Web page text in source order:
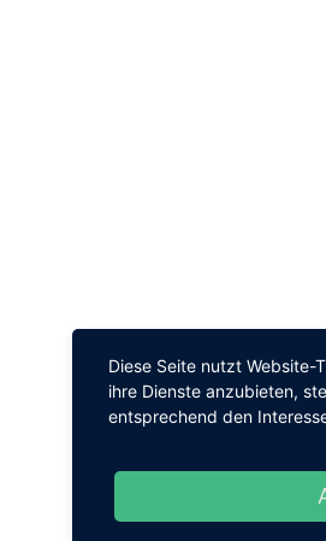
Diese Seite nutzt Website-
ihre Dienste anzubieten,
entsprechend den